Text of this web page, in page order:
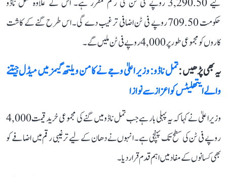
لیے 3,290.50 روپے فی ٹن کی رقم مقرر ہے۔ اس کے علاوہ تمل ناڈو
حکومت 709.50 روپے فی ٹن اضافی ترغیب دے گی۔ اس طرح گنے کے کاشت
کاروں کو مجموعی طور پر 4,000 روپے فی ٹن ملیں گے۔
یہ بھی پڑھیں :تمل ناڈو: وزیر اعلیٰ وجے نے کامن ویلتھ گیمز میں میڈل جیتنے
والے ایتھلیٹس کو اعزاز سے نوازا
وزیر اعلیٰ نے کہا کہ یہ پہلی بار ہے جب تمل ناڈو میں گنے کی مجموعی خرید قیمت 4,000
روپے فی ٹن کی سطح تک پہنچی ہے۔ انہوں نے دھان کے لیے ترغیبی رقم میں اضافے کو
بھی کسانوں کے مفاد میں اہم قدم قرار دیا۔